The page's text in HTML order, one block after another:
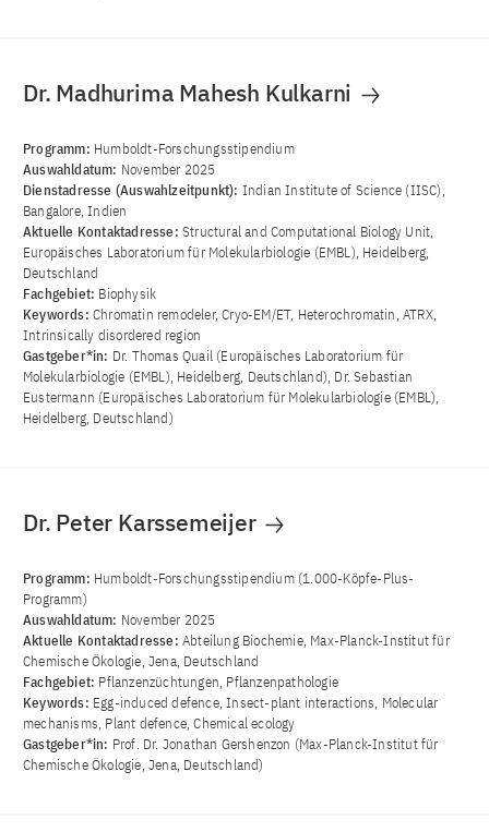
Dr. Madhurima Mahesh Kulkarni
Programm: Humboldt-Forschungsstipendium
Auswahldatum: November 2025
Dienstadresse (Auswahlzeitpunkt): Indian Institute of Science (IISC),
Bangalore, Indien
Aktuelle Kontaktadresse: Structural and Computational Biology Unit,
Europäisches Laboratorium für Molekularbiologie (EMBL), Heidelberg,
Deutschland
Fachgebiet: Biophysik
Keywords: Chromatin remodeler, Cryo-EM/ET, Heterochromatin, ATRX,
Intrinsically disordered region
Gastgeber*in: Dr. Thomas Quail (Europäisches Laboratorium für
Molekularbiologie (EMBL), Heidelberg, Deutschland), Dr. Sebastian
Eustermann (Europäisches Laboratorium für Molekularbiologie (EMBL),
Heidelberg, Deutschland)
Dr. Peter Karssemeijer
Programm: Humboldt-Forschungsstipendium (1.000-Köpfe-Plus-
Programm)
Auswahldatum: November 2025
Aktuelle Kontaktadresse: Abteilung Biochemie, Max-Planck-Institut für
Chemische Ökologie, Jena, Deutschland
Fachgebiet: Pflanzenzüchtungen, Pflanzenpathologie
Keywords: Egg-induced defence, Insect-plant interactions, Molecular
mechanisms, Plant defence, Chemical ecology
Gastgeber*in: Prof. Dr. Jonathan Gershenzon (Max-Planck-Institut für
Chemische Ökologie, Jena, Deutschland)